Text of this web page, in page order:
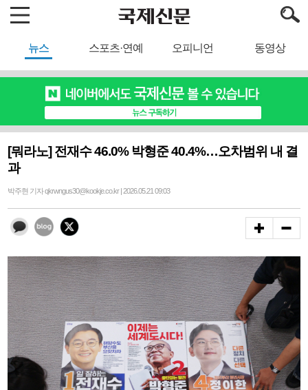
뉴스 스포츠·연예 오피니언 동영상
[뭐라노] 전재수 46.0% 박형준 40.4%…오차범위 내 결
과
박주현 기자 qkrwngus30@kookje.co.kr | 2026.05.21 09:03